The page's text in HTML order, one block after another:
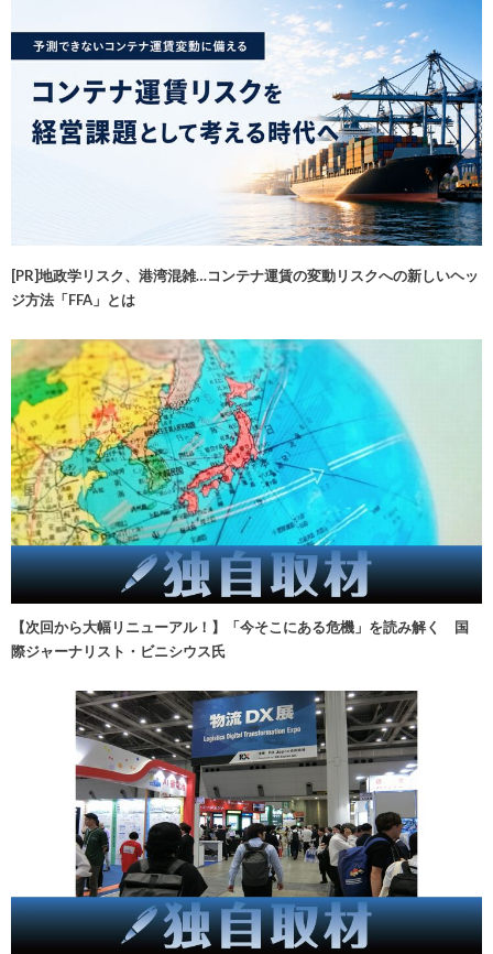
[PR]地政学リスク、港湾混雑…コンテナ運賃の変動リスクへの新しいヘッ
ジ方法「FFA」とは
【次回から大幅リニューアル！】「今そこにある危機」を読み解く 国
際ジャーナリスト・ビニシウス氏